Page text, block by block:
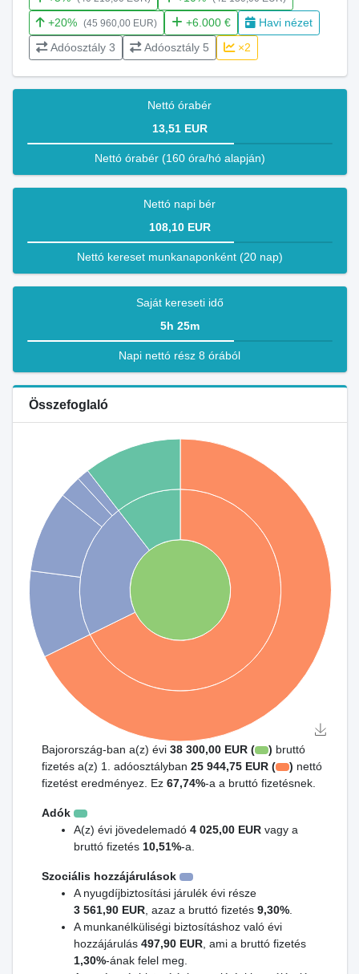
+20% (45 960,00 EUR) +6.000 €
Havi nézet
Adóosztály 3
Adóosztály 5 ×2
Nettó órabér
13,51 EUR
Nettó órabér (160 óra/hó alapján)
Nettó napi bér
108,10 EUR
Nettó kereset munkanaponként (20 nap)
Saját kereseti idő
5h 25m
Napi nettó rész 8 órából
Összefoglaló
Bajorország-ban a(z) évi 38 300,00 EUR ( ) bruttó
fizetés a(z) 1. adóosztályban 25 944,75 EUR ( ) nettó
fizetést eredményez. Ez 67,74%-a a bruttó fizetésnek.
Adók
A(z) évi jövedelemadó 4 025,00 EUR vagy a
bruttó fizetés 10,51%-a.
Szociális hozzájárulások
A nyugdíjbiztosítási járulék évi része
3 561,90 EUR , azaz a bruttó fizetés 9,30%
A munkanélküliségi biztosításhoz való évi
hozzájárulás 497,90 EUR , ami a bruttó fizetés
1,30%-ának felel meg.